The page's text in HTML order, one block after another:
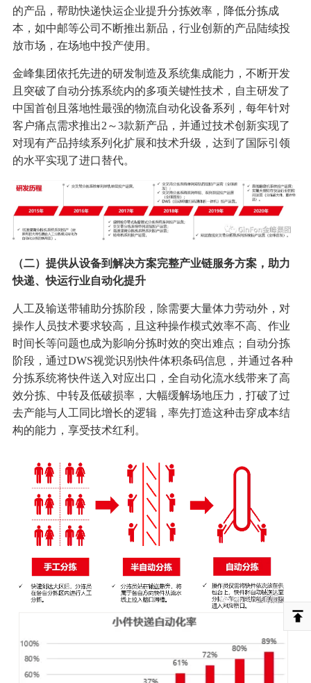
的产品，帮助快递快运企业提升分拣效率，降低分拣成
本，如中邮等公司不断推出新品，行业创新的产品陆续投
放市场，在场地中投产使用。
金峰集团依托先进的研发制造及系统集成能力，不断开发
且突破了自动分拣系统内的多项关键性技术，自主研发了
中国首创且落地性最强的物流自动化设备系列，每年针对
客户痛点需求推出2～3款新产品，并通过技术创新实现了
对现有产品持续系列化扩展和技术升级，达到了国际引领
的水平实现了进口替代。
（二）提供从设备到解决方案完整产业链服务方案，助力
快递、快运行业自动化提升
人工及输送带辅助分拣阶段，除需要大量体力劳动外，对
操作人员技术要求较高，且这种操作模式效率不高、作业
时间长等问题也成为影响分拣时效的突出难点；自动分拣
阶段，通过DWS视觉识别快件体积条码信息，并通过各种
分拣系统将快件送入对应出口，全自动化流水线带来了高
效分拣、中转及低破损率，大幅缓解场地压力，打破了过
去产能与人工同比增长的逻辑，率先打造这种击穿成本结
构的能力，享受技术红利。